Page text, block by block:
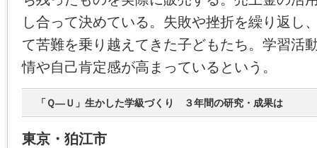
し合って決めている。失敗や挫折を繰り返し
て苦難を乗り越えてきた子どもたち。学習活
情や自己肯定感が高まっているという。
「Ｑ―Ｕ」生かした学級づくり ３年間の研究・成果は
東京・狛江市